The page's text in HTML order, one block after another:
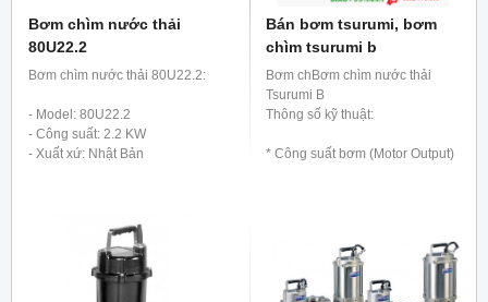
Bơm chìm nước thải
80U22.2
Bơm chìm nước thải 80U22.2:
- Model: 80U22.2
- Công suất: 2.2 KW
- Xuất xứ: Nhật Bản
Bán bơm tsurumi, bơm
chìm tsurumi b
Bơm chBơm chìm nước thải
Tsurumi B
Thông số kỹ thuật:
* Công suất bơm (Motor Output)
gang, trục inox.